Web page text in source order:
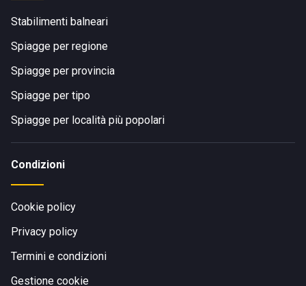
Stabilimenti balneari
Spiagge per regione
Spiagge per provincia
Spiagge per tipo
Spiagge per località più popolari
Condizioni
Cookie policy
Privacy policy
Termini e condizioni
Gestione cookie